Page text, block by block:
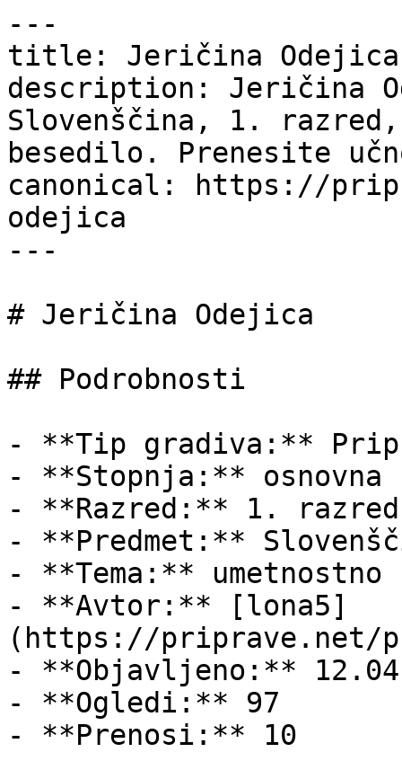
---
title: Jeričina
description: Jeričina
Slovenščina, 1. razred,
besedilo. Prenesite
canonical: https://
odejica
---
# Jeričina Odejica
## Podrobnosti
- **Tip gradiva:**
- **Stopnja:** osnovna
- **Razred:** 1. razred
- **Predmet:**
- **Tema:** umetnostno
- **Avtor:** [lona5]
(https://priprave.net/
- **Objavljeno:**
- **Ogledi:** 97
- **Prenosi:** 10